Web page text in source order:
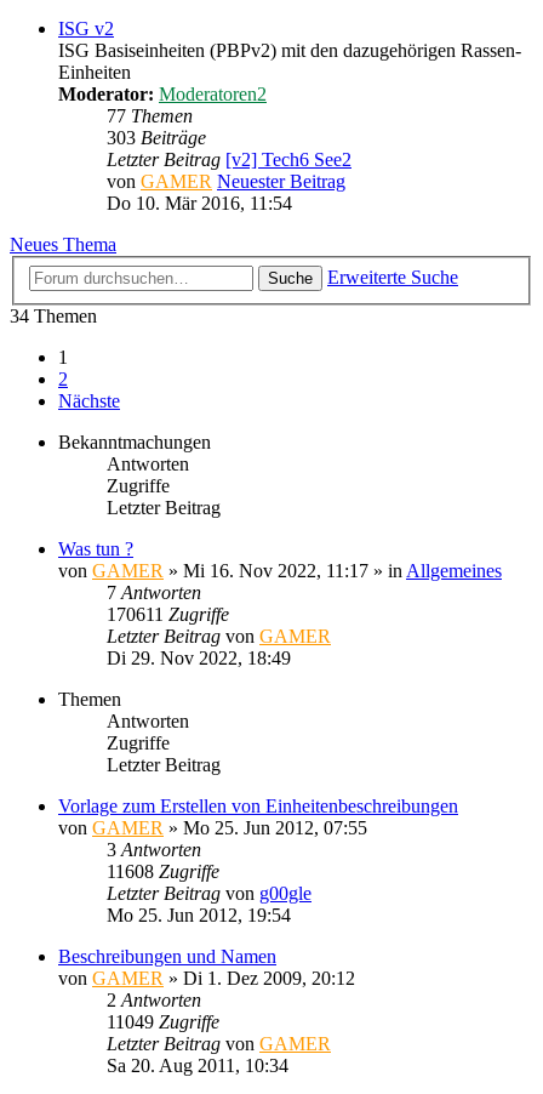
ISG v2
ISG Basiseinheiten (PBPv2) mit den dazugehörigen Rassen-
Einheiten
Moderator: Moderatoren2
77 Themen
303 Beiträge
Letzter Beitrag [v2] Tech6 See2
von GAMER Neuester Beitrag
Do 10. Mär 2016, 11:54
Neues Thema
Suche
Erweiterte Suche
34 Themen
1
2
Nächste
Bekanntmachungen
Antworten
Zugriffe
Letzter Beitrag
Was tun ?
von GAMER » Mi 16. Nov 2022, 11:17 » in Allgemeines
7 Antworten
170611 Zugriffe
Letzter Beitrag von GAMER
Di 29. Nov 2022, 18:49
Themen
Antworten
Zugriffe
Letzter Beitrag
Vorlage zum Erstellen von Einheitenbeschreibungen
von GAMER » Mo 25. Jun 2012, 07:55
3 Antworten
11608 Zugriffe
Letzter Beitrag von g00gle
Mo 25. Jun 2012, 19:54
Beschreibungen und Namen
von GAMER » Di 1. Dez 2009, 20:12
2 Antworten
11049 Zugriffe
Letzter Beitrag von GAMER
Sa 20. Aug 2011, 10:34